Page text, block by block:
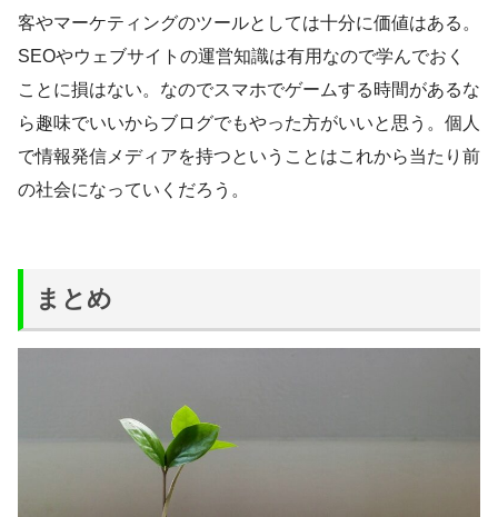
客やマーケティングのツールとしては十分に価値はある。
SEOやウェブサイトの運営知識は有用なので学んでおく
ことに損はない。なのでスマホでゲームする時間があるな
ら趣味でいいからブログでもやった方がいいと思う。個人
で情報発信メディアを持つということはこれから当たり前
の社会になっていくだろう。
まとめ